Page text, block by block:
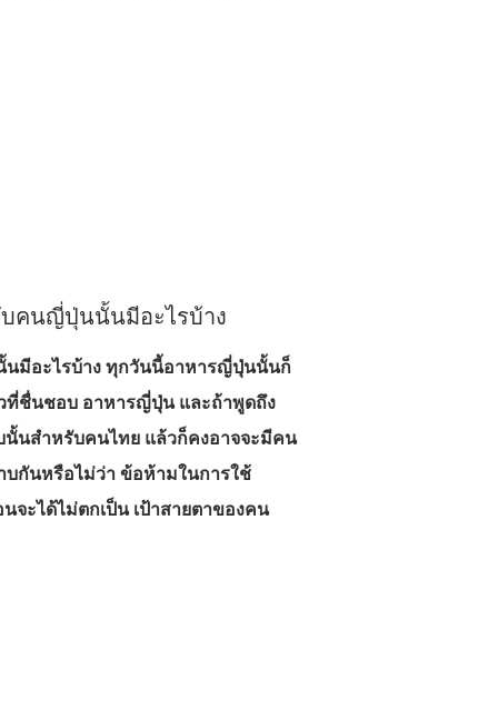
บคนญี่ปุ่นนั้นมีอะไรบ้าง
มีอะไรบ้าง ทุกวันนี้อาหารญี่ปุ่นนั้นก็
ที่ชื่นชอบ อาหารญี่ปุ่น และถ้าพูดถึง
นสำหรับคนไทย แล้วก็คงอาจจะมีคน
บกันหรือไม่ว่า ข้อห้ามในการใช้
จะได้ไม่ตกเป็น เป้าสายตาของคน